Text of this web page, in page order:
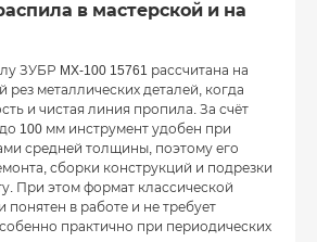
в мастерской и на
ЗУБР MX-100 15761 рассчитана на
рез металлических деталей, когда
и чистая линия пропила. За счёт
100 мм инструмент удобен при
средней толщины, поэтому его
сборки конструкций и подрезки
При этом формат классической
в работе и не требует
практично при периодических